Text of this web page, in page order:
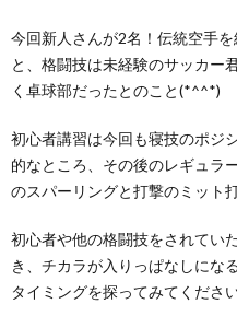
今回新人さんが2名！伝統空手
と、格闘技は未経験のサッカー
く卓球部だったとのこと(*^^*)
初心者講習は今回も寝技のポジ
的なところ、その後のレギュラ
のスパーリングと打撃のミット
初心者や他の格闘技をされてい
き、チカラが入りっぱなしにな
タイミングを探ってみてください